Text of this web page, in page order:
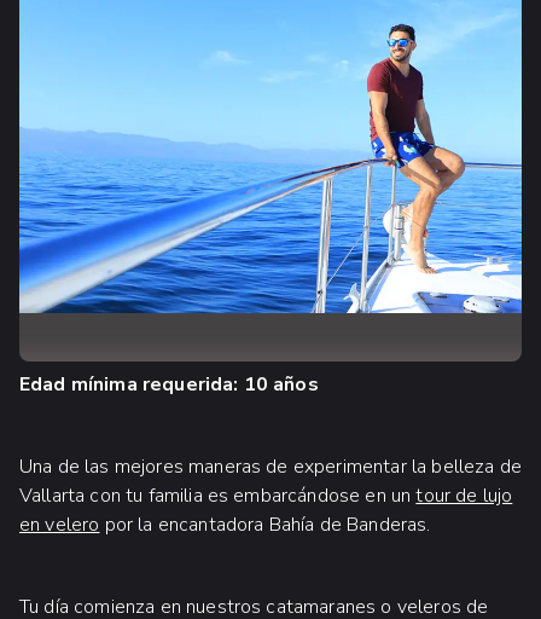
Edad mínima requerida: 10 años
Una de las mejores maneras de experimentar la belleza de
Vallarta con tu familia es embarcándose en untour de lujo
en velero por la encantadora Bahía de Banderas.
Tu día comienza en nuestros catamaranes o veleros de